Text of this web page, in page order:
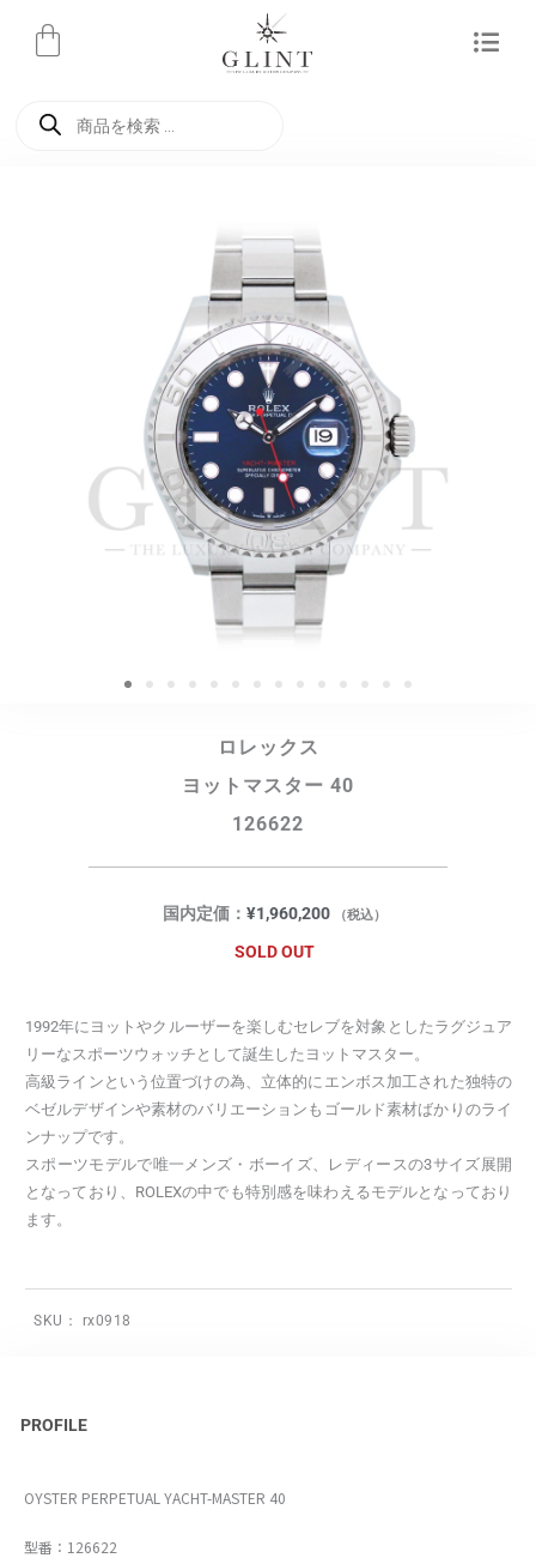
ロレックス
ヨットマスター 40
126622
国内定価： ¥1,960,200 （税込）
SOLD OUT
1992年にヨットやクルーザーを楽しむセレブを対象としたラグジュア
リーなスポーツウォッチとして誕生したヨットマスター。
高級ラインという位置づけの為、立体的にエンボス加工された独特の
ベゼルデザインや素材のバリエーションもゴールド素材ばかりのライ
ンナップです。
スポーツモデルで唯一メンズ・ボーイズ、レディースの3サイズ展開
となっており、ROLEXの中でも特別感を味わえるモデルとなっており
ます。
SKU： rx0918
PROFILE
OYSTER PERPETUAL YACHT-MASTER 40
型番：126622